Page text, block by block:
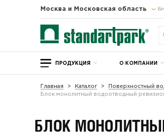
Москва и Московская область
ПРОДУКЦИЯ О КОМПАНИИ
Главная Каталог Поверхностный
Блок монолитный водоотводный
БЛОК